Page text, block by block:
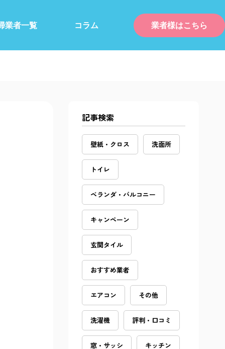
業者一覧 コラム 業者様はこちら
記事検索
壁紙・クロス 洗面所
トイレ
ベランダ・バルコニー
キャンペーン
玄関タイル
おすすめ業者
エアコン その他
洗濯機 評判・口コミ
窓・サッシ キッチン